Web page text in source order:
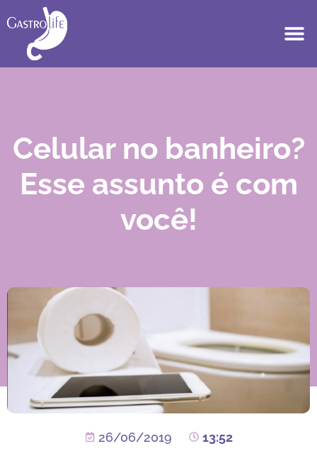
Celular no banheiro?
Esse assunto é com
você!
26/06/2019 13:52